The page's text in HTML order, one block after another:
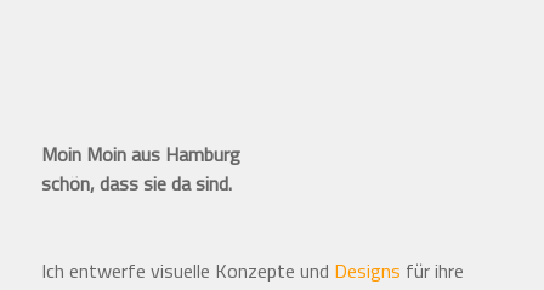
Moin Moin aus Hamburg
schön, dass sie da sind.
Ich entwerfe visuelle Konzepte und Designs für ihre